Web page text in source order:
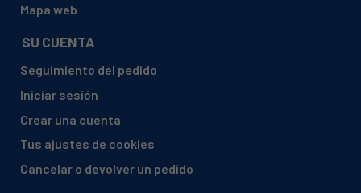
FABER, 110.0157.057 - CAPPA SYNTHESIS BK A60
FABER, 110.0157.058 - CAPPA SYNTHESIS BK A9O
FABER, 110.0157.059 - CAPPA GYZA X A60
FABER, 110.0157.060 - CAPPA GYZA X A90
FABER, 110.0157.061 - CAPPA BRIO GM
FABER, 110.0157.152 - CAPPA TRENDY 90 BIANCO SC
Mapa web
SU CUENTA
Seguimiento del pedido
Iniciar sesión
Crear una cuenta
Tus ajustes de cookies
Cancelar o devolver un pedido